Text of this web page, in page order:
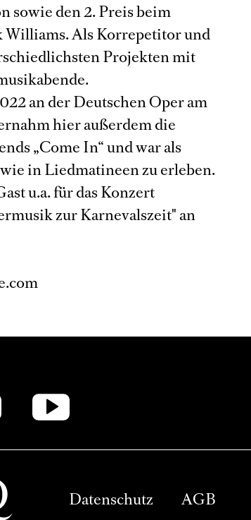
sowie den 2. Preis beim
Williams. Als Korrepetitor und
Projekten mit
an der Deutschen Oper am
hier außerdem die
„Come In“ und war als
in Liedmatineen zu erleben.
u.a. für das Konzert
zur Karnevalszeit" an
Datenschutz AGB